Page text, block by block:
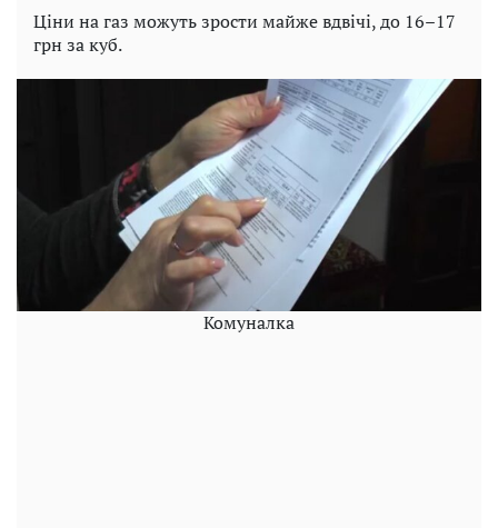
Ціни на газ можуть зрости майже вдвічі, до 16–17
грн за куб.
Комуналка